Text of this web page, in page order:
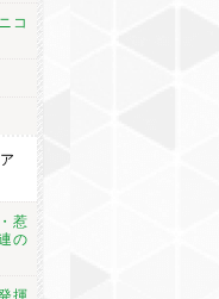
コ
惹
の
揮